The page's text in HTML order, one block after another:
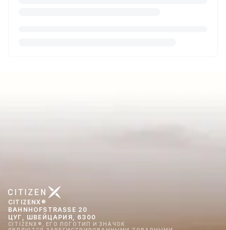
CITIZENX®
BAHNHOFSTRASSE 20
ЦУГ, ШВЕЙЦАРИЯ, 6300
CITIZENX®, ЕГО ЛОГОТИП И ЗНАЧОК